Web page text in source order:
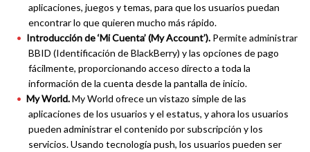
aplicaciones, juegos y temas, para que los usuarios puedan
encontrar lo que quieren mucho más rápido.
Introducción de ‘Mi Cuenta’ (My Account’). Permite administrar
BBID (Identificación de BlackBerry) y las opciones de pago
fácilmente, proporcionando acceso directo a toda la
información de la cuenta desde la pantalla de inicio.
My World.My World ofrece un vistazo simple de las
aplicaciones de los usuarios y el estatus, y ahora los usuarios
pueden administrar el contenido por subscripción y los
servicios. Usando tecnología push, los usuarios pueden ser